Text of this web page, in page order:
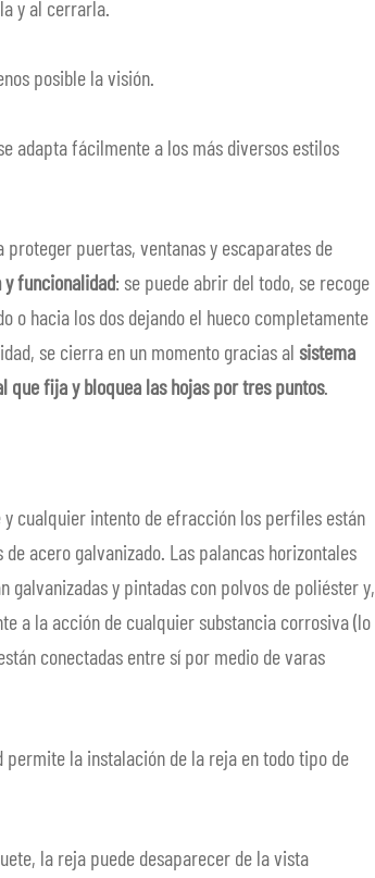
y al cerrarla.
posible la visión.
adapta fácilmente a los más diversos estilos
proteger puertas, ventanas y escaparates de
funcionalidad: se puede abrir del todo, se recoge
o hacia los dos dejando el hueco completamente
se cierra en un momento gracias al sistema
que fija y bloquea las hojas por tres puntos.
cualquier intento de efracción los perfiles están
acero galvanizado. Las palancas horizontales
galvanizadas y pintadas con polvos de poliéster y,
a la acción de cualquier substancia corrosiva (lo
conectadas entre sí por medio de varas
la instalación de la reja en todo tipo de
la reja puede desaparecer de la vista